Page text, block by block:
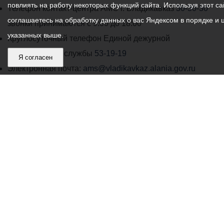
работы
администрации
местного
самоуправления
города
Телефон контакт-центра АМС г. Владикавказ30-30-30
звонки принимаются с 9:00 до 18:00
Круглосуточный телефон Единой дежурной
диспетчерской службы 53-19-19
Электронная почта: ams@vladikavkaz.alania.gov.ru
повлиять на работу некоторых функций сайта. Используя этот
соглашаетесь на обработку данных о вас Яндексом в порядке и
указанных выше.
Я согласен